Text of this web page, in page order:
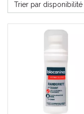
Trier par disponibilité